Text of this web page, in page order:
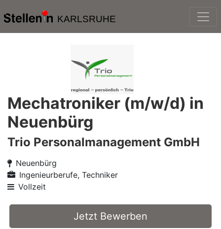
KARLSRUHE
Mechatroniker (m/w/d) in
Neuenbürg
Trio Personalmanagement GmbH
Neuenbürg
Ingenieurberufe, Techniker
Vollzeit
Jetzt Bewerben